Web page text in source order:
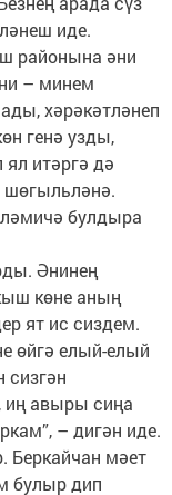
иде.
районына әни
– минем
хәрәкәтләнеп
генә узды,
итәргә дә
булдыра
Әнинең
көне аның
ят ис сиздем.
өйгә елый-елый
иң авыры сиңа
– дигән иде.
Беркайчан мәет
булыр дип